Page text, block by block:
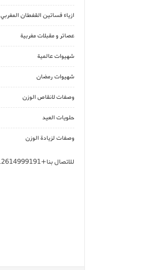
ازياء فساتين القفطان المغربي
عصائر و مقبلات مغربية
شهيوات عالمية
شهيوات رمضان
وصفات لانقاص الوزن
حلويات العيد
وصفات لزيادة الوزن
للاتصال بنا+212614999191